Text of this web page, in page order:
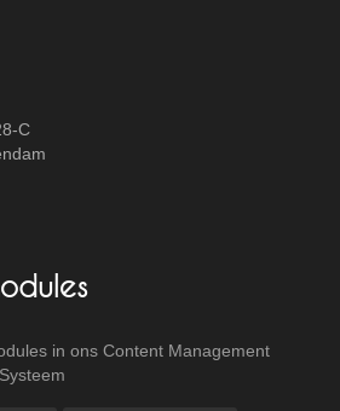
C
in ons Content Management